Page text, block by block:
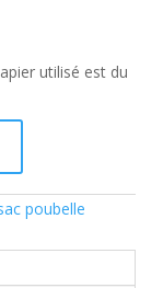
utilisé est du
poubelle